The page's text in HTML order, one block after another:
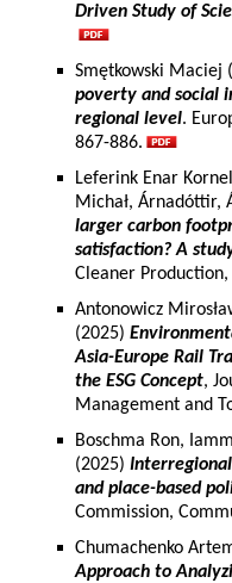
Driven Study of
Smętkowski Maciej
poverty and social
regional level.
867-886.
Leferink Enar
Michał, Árnadóttir,
larger carbon
satisfaction? A
Cleaner
Antonowicz
(2025)
Asia-Europe Rail
the ESG Concept,
Management and
Boschma Ron,
(2025)
and place-based
Commission,
Chumachenko
Approach to